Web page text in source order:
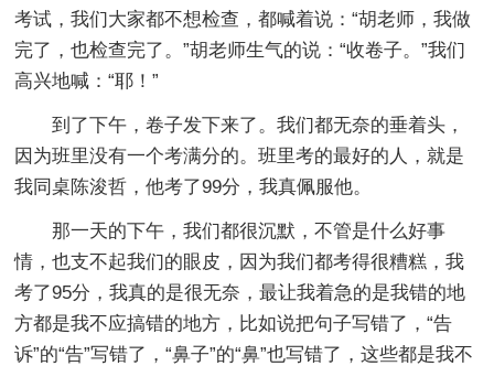
考试，我们大家都不想检查，都喊着说：“胡老师，我做
完了，也检查完了。”胡老师生气的说：“收卷子。”我们
高兴地喊：“耶！”
到了下午，卷子发下来了。我们都无奈的垂着头，
因为班里没有一个考满分的。班里考的最好的人，就是
我同桌陈浚哲，他考了99分，我真佩服他。
那一天的下午，我们都很沉默，不管是什么好事
情，也支不起我们的眼皮，因为我们都考得很糟糕，我
考了95分，我真的是很无奈，最让我着急的是我错的地
方都是我不应搞错的地方，比如说把句子写错了，“告
诉”的“告”写错了，“鼻子”的“鼻”也写错了，这些都是我不